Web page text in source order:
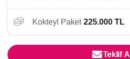
Kokteyl Paket 225.000 TL
Teklif Al